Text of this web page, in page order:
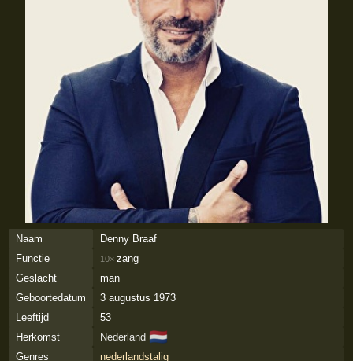
Naam
Denny Braaf
Functie
10× zang
Geslacht
man
Geboortedatum
3 augustus 1973
Leeftijd
53
Herkomst
Nederland 🇳🇱
Genres
nederlandstalig